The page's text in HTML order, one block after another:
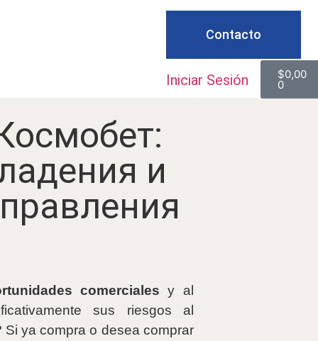
Contacto
Iniciar Sesión $0,00
0
и
comercialesy al
sus riesgos al
ya compra o desea comprar